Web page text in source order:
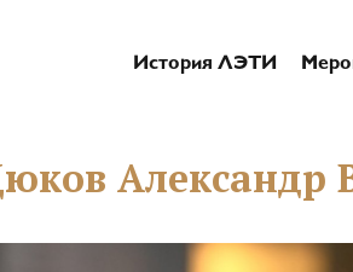
История ЛЭТИ
Александр